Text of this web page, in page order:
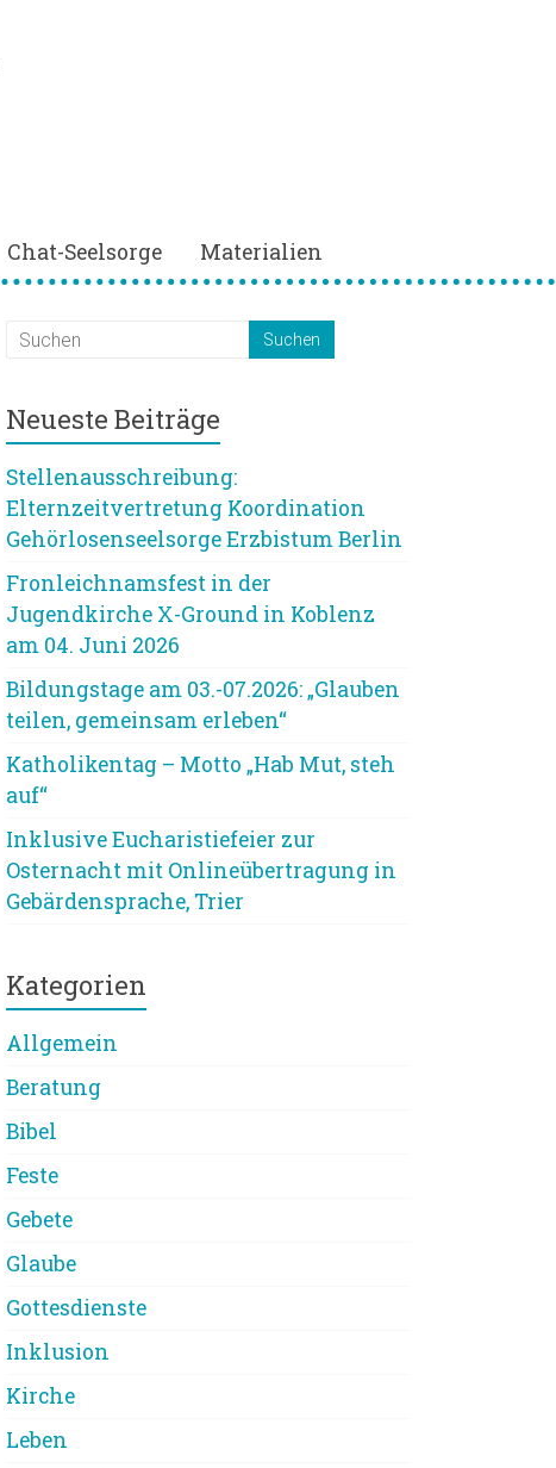
Chat-Seelsorge Materialien
Neueste Beiträge
Stellenausschreibung:
Elternzeitvertretung Koordination
Gehörlosenseelsorge Erzbistum Berlin
Fronleichnamsfest in der
Jugendkirche X-Ground in Koblenz
am 04. Juni 2026
Bildungstage am 03.-07.2026: „Glauben
teilen, gemeinsam erleben“
Katholikentag – Motto „Hab Mut, steh
auf“
Inklusive Eucharistiefeier zur
Osternacht mit Onlineübertragung in
Gebärdensprache, Trier
Kategorien
Allgemein
Beratung
Bibel
Feste
Gebete
Glaube
Gottesdienste
Inklusion
Kirche
Leben